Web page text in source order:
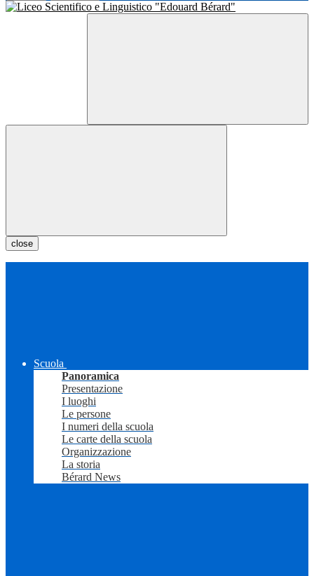
close
Scuola
Panoramica
Presentazione
I luoghi
Le persone
I numeri della scuola
Le carte della scuola
Organizzazione
La storia
Bérard News